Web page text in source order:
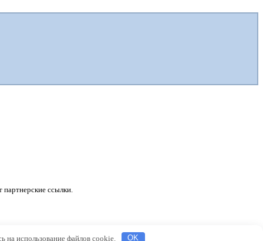
ссылки.
на использование файлов cookie. OK